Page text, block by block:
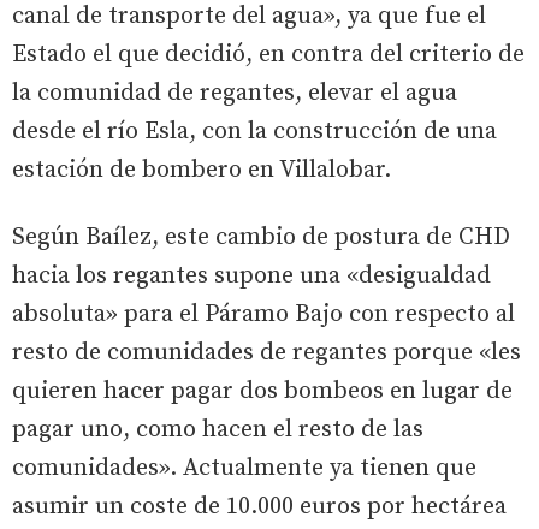
canal de transporte del agua», ya que fue el
Estado el que decidió, en contra del criterio de
la comunidad de regantes, elevar el agua
desde el río Esla, con la construcción de una
estación de bombero en Villalobar.
Según Baílez, este cambio de postura de CHD
hacia los regantes supone una «desigualdad
absoluta» para el Páramo Bajo con respecto al
resto de comunidades de regantes porque «les
quieren hacer pagar dos bombeos en lugar de
pagar uno, como hacen el resto de las
comunidades». Actualmente ya tienen que
asumir un coste de 10.000 euros por hectárea